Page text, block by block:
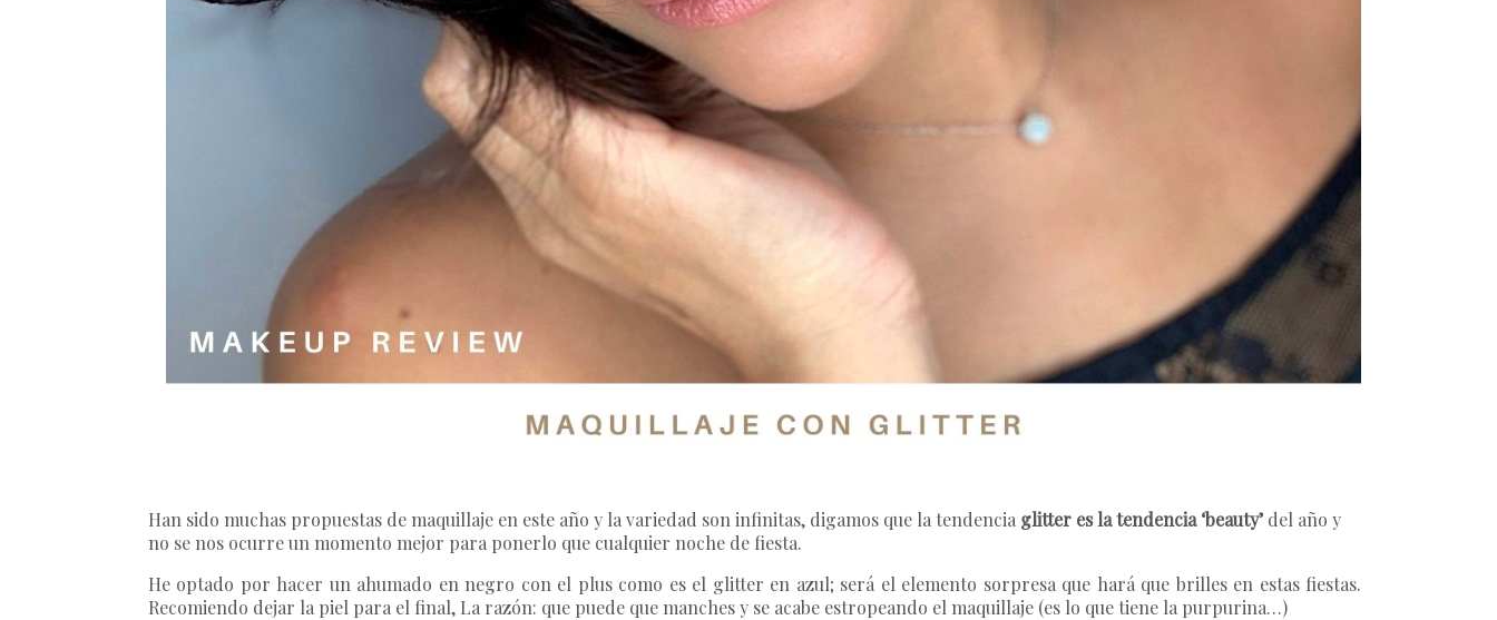
Han sido muchas propuestas de maquillaje en este año y la variedad son infinitas, digamos que la tendencia glitter es la tendencia ‘beauty’del año y
no se nos ocurre un momento mejor para ponerlo que cualquier noche de fiesta.
He optado por hacer un ahumado en negro con el plus como es el glitter en azul; será el elemento sorpresa que hará que brilles en estas fiestas.
Recomiendo dejar la piel para el final, La razón: que puede que manches y se acabe estropeando el maquillaje (es lo que tiene la purpurina…)